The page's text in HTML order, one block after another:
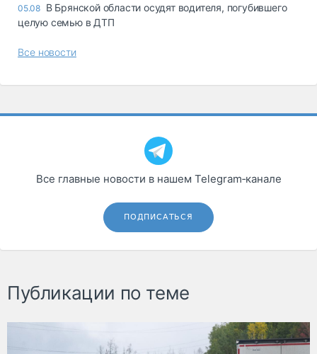
05.08 В Брянской области осудят водителя, погубившего
целую семью в ДТП
Все новости
Все главные новости в нашем Telegram‑канале
ПОДПИСАТЬСЯ
Публикации по теме